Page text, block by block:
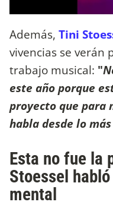
Además, Tini
vivencias se verán
trabajo musical: "
este año porque
proyecto que para
habla desde lo
Esta no fue la
Stoessel
mental